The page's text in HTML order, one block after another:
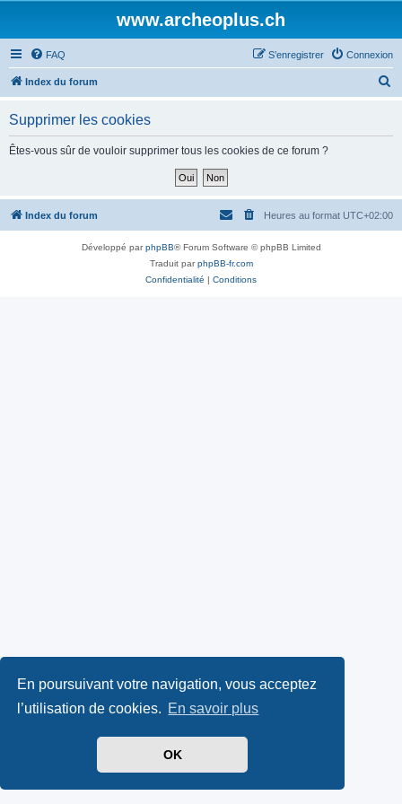
En poursuivant votre navigation, vous acceptez
l’utilisation de cookies. En savoir plus
OK
www.archeoplus.ch
FAQ Connexion
S’enregistrer
Index du forum
h
Supprimer les cookies
Êtes-vous sûr de vouloir supprimer tous les cookies de ce forum ?
Index du forum Heures au format UTC+02:00
Développé parphpBB® Forum Software © phpBB Limited
Traduit parphpBB-fr.com
Confidentialité | Conditions